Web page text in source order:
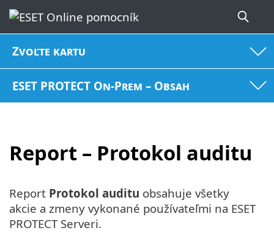
Zvoľte kartu
ESET PROTECT On-Prem – Obsah
Report – Protokol auditu
Report Protokol auditu obsahuje všetky
akcie a zmeny vykonané používateľmi na ESET
PROTECT Serveri.